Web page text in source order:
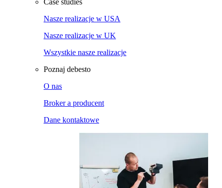
Case studies
Nasze realizacje w USA
Nasze realizacje w UK
Wszystkie nasze realizacje
Poznaj debesto
O nas
Broker a producent
Dane kontaktowe